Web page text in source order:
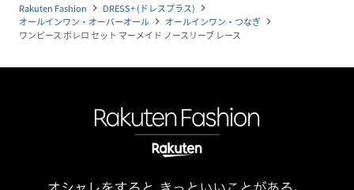
Rakuten Fashion navigate_next DRESS+ (ドレスプラス) navigate_next
オールインワン・オーバーオール navigate_next オールインワン・つなぎ navigate_next
ワンピース ボレロ セット マーメイド ノースリーブ レース